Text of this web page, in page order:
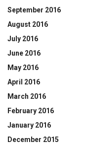
September 2016
August 2016
July 2016
June 2016
May 2016
April 2016
March 2016
February 2016
January 2016
December 2015